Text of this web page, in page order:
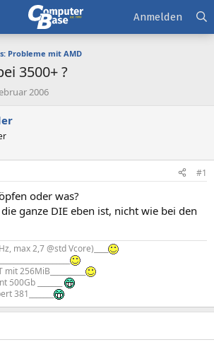
Anmelden
Probleme mit AMD
3500+ ?
2006
#1
oder was?
ganze DIE eben ist, nicht wie bei den
max 2,7 @std Vcore)____
256MiB__________
_______
381_______